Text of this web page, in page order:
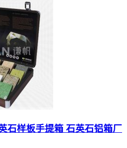
石样板手提箱 石英石铝箱厂